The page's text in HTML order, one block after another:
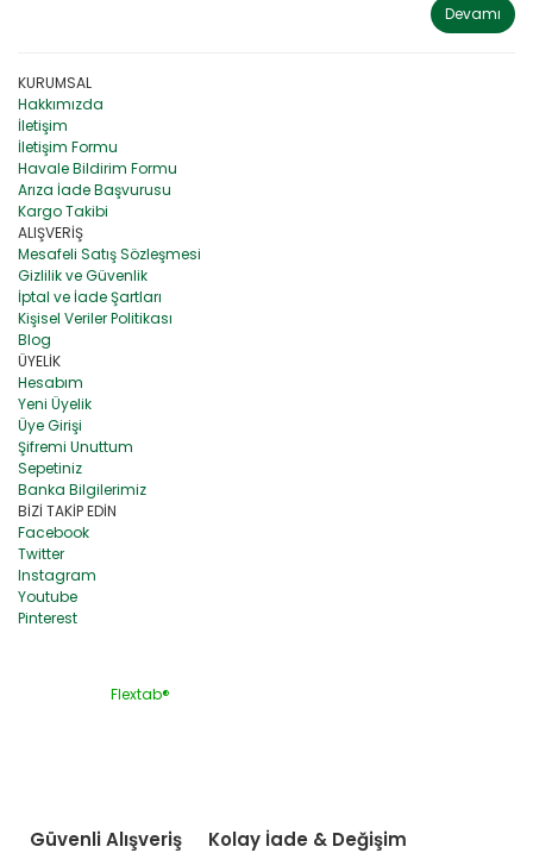
Devamı
KURUMSAL
Hakkımızda
İletişim
İletişim Formu
Havale Bildirim Formu
Arıza İade Başvurusu
Kargo Takibi
ALIŞVERİŞ
Mesafeli Satış Sözleşmesi
Gizlilik ve Güvenlik
İptal ve İade Şartları
Kişisel Veriler Politikası
Blog
ÜYELİK
Hesabım
Yeni Üyelik
Üye Girişi
Şifremi Unuttum
Sepetiniz
Banka Bilgilerimiz
BİZİ TAKİP EDİN
Facebook
Twitter
Instagram
Youtube
Pinterest
Flextab®
Güvenli Alışveriş Kolay İade & Değişim